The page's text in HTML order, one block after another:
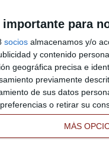
para
socios almacenamos y/o
y contenido
geográfica precisa e
previamente
de sus datos
o retirar su
MÁS